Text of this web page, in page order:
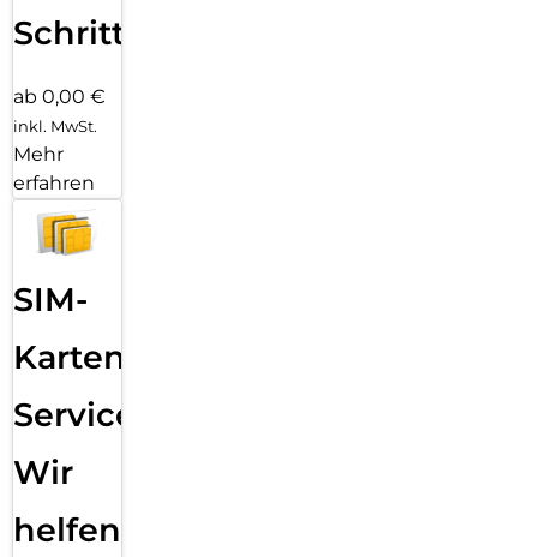
Schritten
ab 0,00 €
inkl. MwSt.
Mehr
erfahren
SIM-
Karten
Service:
Wir
helfen